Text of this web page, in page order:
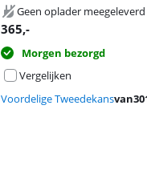
Geen oplader meegeleverd
365,-
Morgen bezorgd
Vergelijken
Voordelige Tweedekansvan